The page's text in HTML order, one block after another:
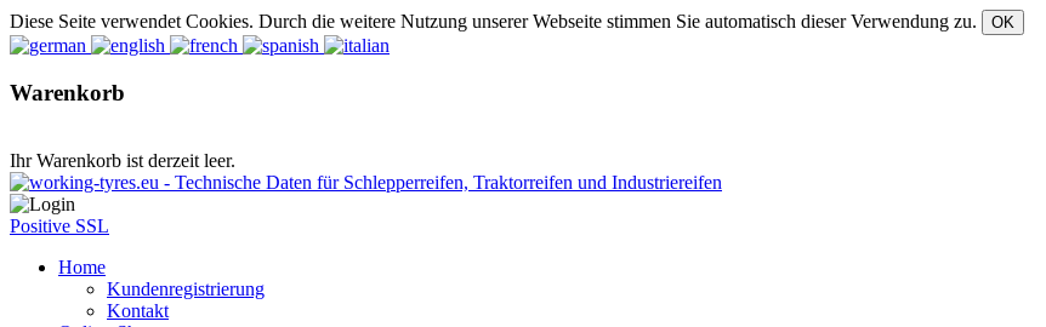
Diese Seite verwendet Cookies. Durch die weitere Nutzung unserer Webseite stimmen Sie automatisch dieser Verwendung zu.
Warenkorb
Ihr Warenkorb ist derzeit leer.
Positive SSL
Home
Kundenregistrierung
Kontakt